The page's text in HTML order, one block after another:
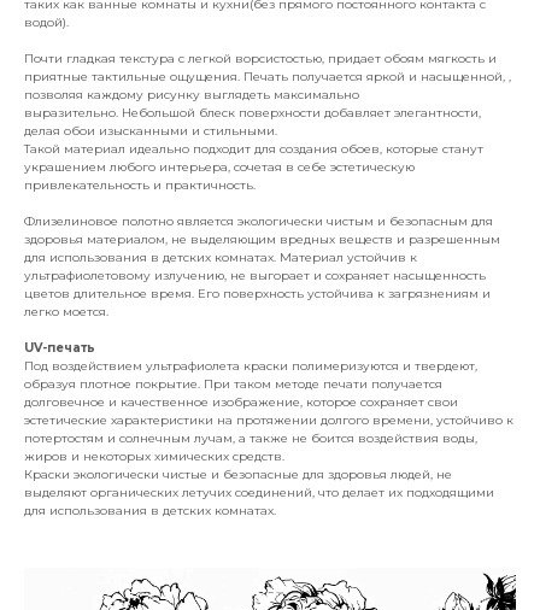
таких как ванные комнаты и кухни(без прямого постоянного контакта с
водой).
Почти гладкая текстура с легкой ворсистостью, придает обоям мягкость и
приятные тактильные ощущения. Печать получается яркой и насыщенной, ,
позволяя каждому рисунку выглядеть максимально
выразительно. Небольшой блеск поверхности добавляет элегантности,
делая обои изысканными и стильными.
Такой материал идеально подходит для создания обоев, которые станут
украшением любого интерьера, сочетая в себе эстетическую
привлекательность и практичность.
Флизелиновое полотно является экологически чистым и безопасным для
здоровья материалом, не выделяющим вредных веществ и разрешенным
для использования в детских комнатах. Материал устойчив к
ультрафиолетовому излучению, не выгорает и сохраняет насыщенность
цветов длительное время. Его поверхность устойчива к загрязнениям и
легко моется.
UV-печать
Под воздействием ультрафиолета краски полимеризуются и твердеют,
образуя плотное покрытие. При таком методе печати получается
долговечное и качественное изображение, которое сохраняет свои
эстетические характеристики на протяжении долгого времени, устойчиво к
потертостям и солнечным лучам, а также не боится воздействия воды,
жиров и некоторых химических средств.
Краски экологически чистые и безопасные для здоровья людей, не
выделяют органических летучих соединений, что делает их подходящими
для использования в детских комнатах.